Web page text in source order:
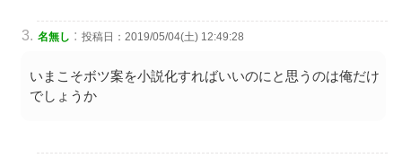
名無し : 投稿日：2019/05/04(土) 12:49:28
いまこそボツ案を小説化すればいいのにと思うのは俺だけ
でしょうか